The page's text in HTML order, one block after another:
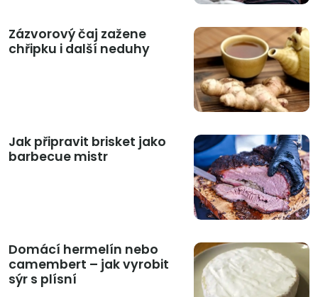
Zázvorový čaj zažene
chřipku i další neduhy
Jak připravit brisket jako
barbecue mistr
Domácí hermelín nebo
camembert – jak vyrobit
sýr s plísní